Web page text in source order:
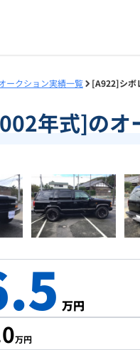
ークション実績一覧 [A922]シボ
年式]のオ
万円
万円